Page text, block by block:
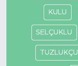
KULU
SELÇUKLU
TUZLUKÇU